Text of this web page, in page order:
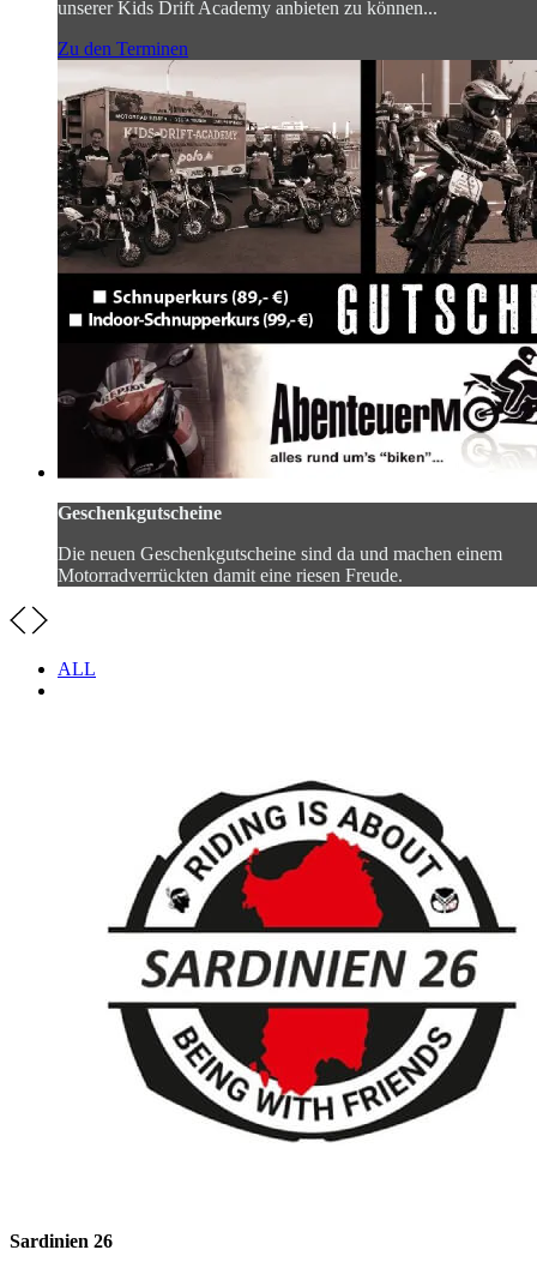
unserer Kids Drift Academy anbieten zu können...
Zu den Terminen
Geschenkgutscheine
Die neuen Geschenkgutscheine sind da und machen einem
Motorradverrückten damit eine riesen Freude.
ALL
Sardinien 26